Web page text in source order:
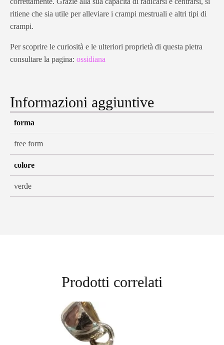
ritiene che sia utile per alleviare i crampi mestruali e altri tipi di
crampi.
Per scoprire le curiosità e le ulteriori proprietà di questa pietra
consultare la pagina: ossidiana
Informazioni aggiuntive
forma
free form
colore
verde
Prodotti correlati